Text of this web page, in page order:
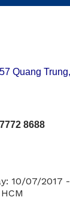
Quang
8688
10/07/2017